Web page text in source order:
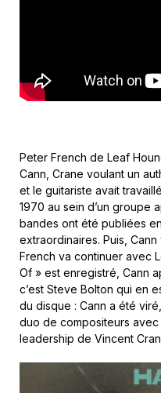
Peter French de Leaf
Cann, Crane voulant un
et le guitariste avait
1970 au sein d’un groupe
bandes ont été publiées
extraordinaires. Puis,
French va continuer avec
Of » est enregistré, Cann
c’est Steve Bolton qui en
du disque : Cann a été
duo de compositeurs
leadership de Vincent